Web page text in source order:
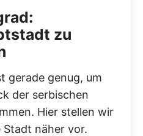
zu
gerade genug, um
der serbischen
Hier stellen wir
näher vor.